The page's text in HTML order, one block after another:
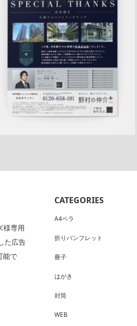
マンションエリア広告人気商品実績
訴求新作クール五反田センターアフ
ターフォロー反響成約御礼
詳しく見る
様専用
た広告
能で
CATEGORIES
A4ペラ
折りパンフレット
冊子
はがき
封筒
WEB